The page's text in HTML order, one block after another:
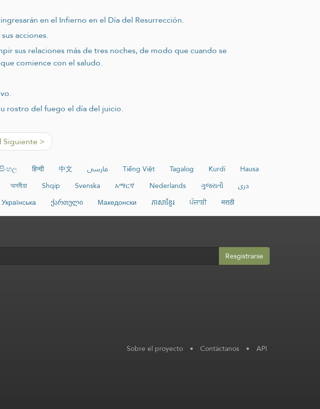
en el Infierno en el Día del Resurrección.
acciones.
sus relaciones más de tres noches, de modo que cuando se
comience con el saludo.
rostro del fuego el día del juicio.
Siguiente >
සිංහල हिन्दी 中文 فارسی Tiếng Việt Tagalog Kurdî
Hausa
অসমীয়া Shqip Svenska አማርኛ Nederlands ગુજરાતી
دری
Українська ქართული Македонски ភាសាខ្មែរ ਪੰਜਾਬੀ मराठी
Resgistrarse
Sobre el proyecto • Contáctanos • API